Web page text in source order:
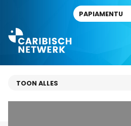
PAPIAMENTU